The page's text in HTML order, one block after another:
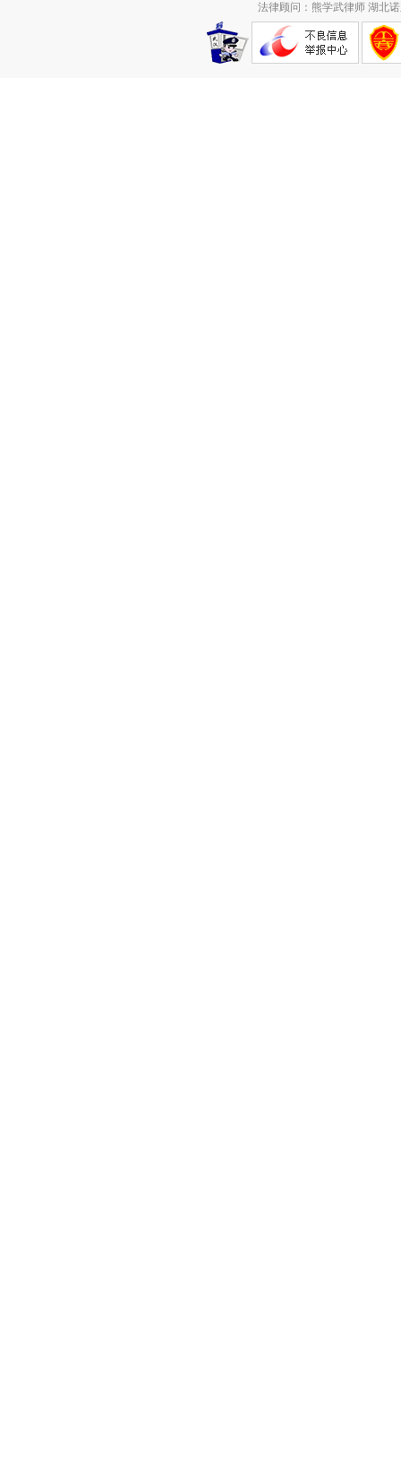
法律顾问：熊学武律师 湖北